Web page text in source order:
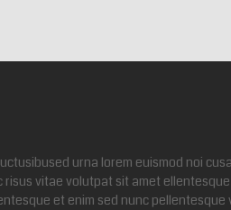
urna lorem euismod noi
vitae volutpat sit amet
et enim sed nunc pellentesque